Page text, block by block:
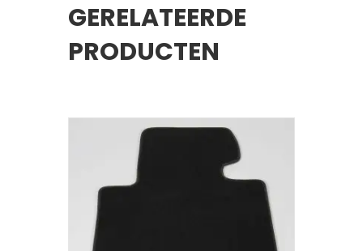
GERELATEERDE
PRODUCTEN